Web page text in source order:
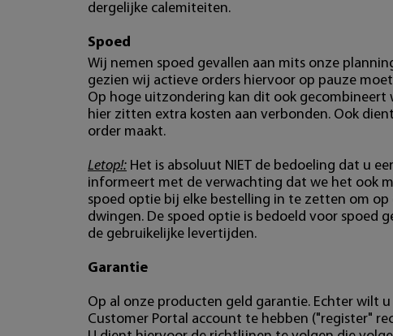
dergelijke calemiteiten.
Spoed
Wij nemen spoed gevallen aan mits onze
gezien wij actieve orders hiervoor op pauze
Op hoge uitzondering kan dit ook
hier zitten extra kosten aan verbonden. Ook
order maakt.
Letop!: Het is absoluut NIET de bedoeling dat u
informeert met de verwachting dat we het ook
spoed optie bij elke bestelling in te zetten om
dwingen. De spoed optie is bedoeld voor spoed
de gebruikelijke levertijden.
Garantie
Op al onze producten geld garantie. Echter wilt
Customer Portal account te hebben ("register"